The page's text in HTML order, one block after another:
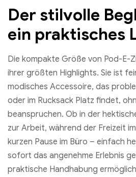
Der stilvolle
ein praktisches
Die kompakte Größe von Pod-E-
ihrer größten Highlights. Sie ist
modisches Accessoire, das
oder im Rucksack Platz findet,
beanspruchen. Ob in der
zur Arbeit, während der Freizeit
kurzen Pause im Büro – einfach
sofort das angenehme Erlebnis
praktische Handhabung